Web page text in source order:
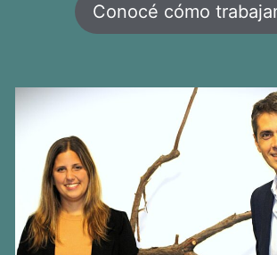
Conocé cómo